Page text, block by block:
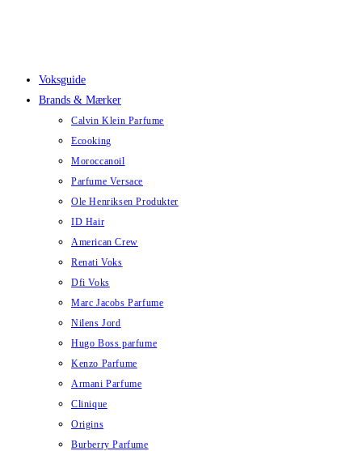
Voksguide
Brands & Mærker
Calvin Klein Parfume
Ecooking
Moroccanoil
Parfume Versace
Ole Henriksen Produkter
ID Hair
American Crew
Renati Voks
Dfi Voks
Marc Jacobs Parfume
Nilens Jord
Hugo Boss parfume
Kenzo Parfume
Armani Parfume
Clinique
Origins
Burberry Parfume